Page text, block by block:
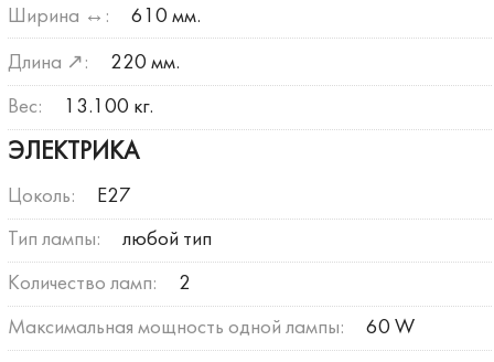
Ширина ↔: 610 мм.
Длина ↗: 220 мм.
Вес: 13.100 кг.
ЭЛЕКТРИКА
Цоколь: E27
Тип лампы: любой тип
Количество ламп: 2
Максимальная мощность одной лампы: 60 W